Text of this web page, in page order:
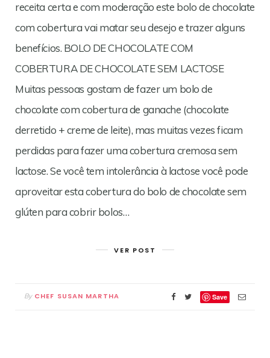
receita certa e com moderação este bolo de chocolate
com cobertura vai matar seu desejo e trazer alguns
benefícios. BOLO DE CHOCOLATE COM
COBERTURA DE CHOCOLATE SEM LACTOSE
Muitas pessoas gostam de fazer um bolo de
chocolate com cobertura de ganache (chocolate
derretido + creme de leite), mas muitas vezes ficam
perdidas para fazer uma cobertura cremosa sem
lactose. Se você tem intolerância à lactose você pode
aproveitar esta cobertura do bolo de chocolate sem
glúten para cobrir bolos…
VER POST
By CHEF SUSAN MARTHA Save